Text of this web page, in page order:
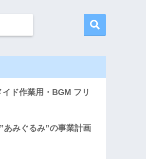
ド作業用・BGM フリ
みぐるみ”の事業計画